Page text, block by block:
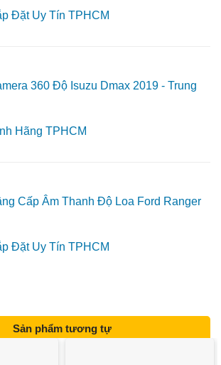
Đặt Uy Tín TPHCM
360 Độ Isuzu Dmax 2019 - Trung
Hãng TPHCM
Cấp Âm Thanh Độ Loa Ford Ranger
Đặt Uy Tín TPHCM
Sản phẩm tương tự